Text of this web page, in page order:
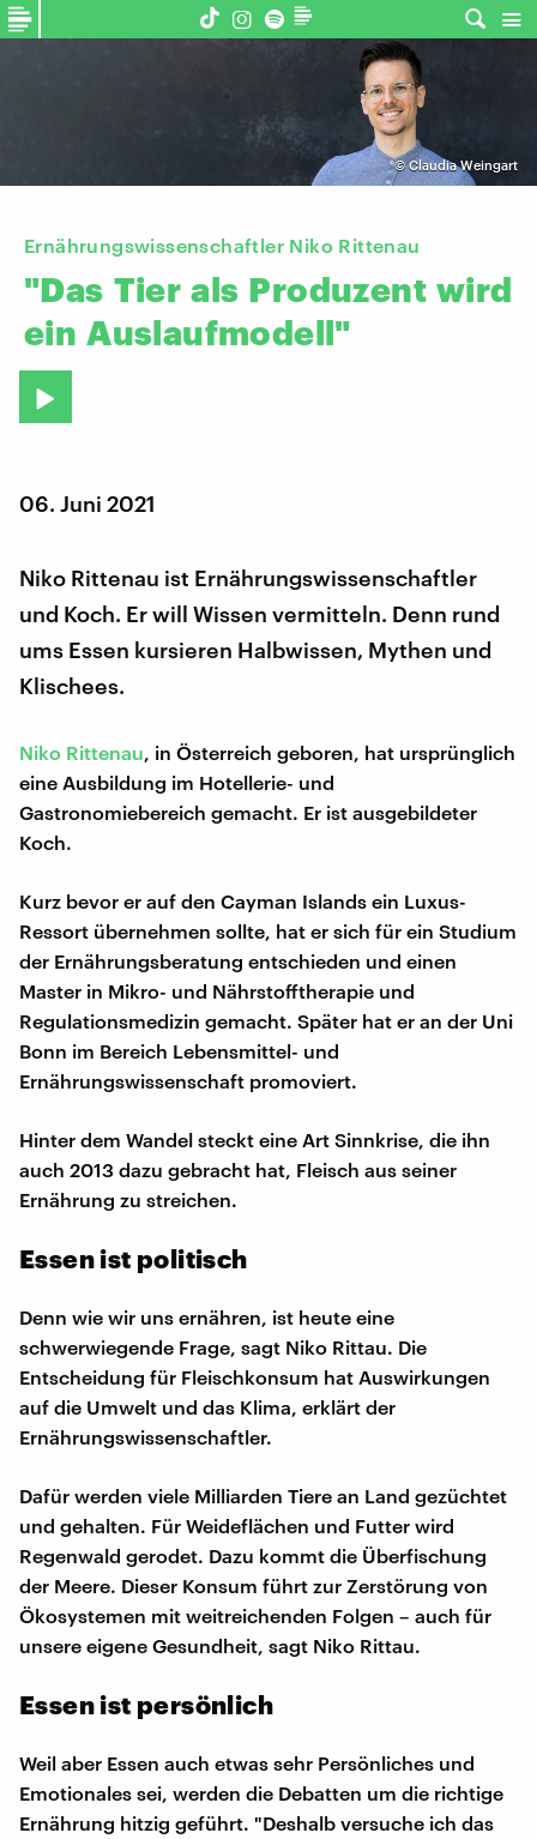
©Claudia Weingart
Ernährungswissenschaftler Niko Rittenau
"Das Tier als Produzent wird
ein Auslaufmodell"
06. Juni 2021
Niko Rittenau ist Ernährungswissenschaftler
und Koch. Er will Wissen vermitteln. Denn rund
ums Essen kursieren Halbwissen, Mythen und
Klischees.
Niko Rittenau , in Österreich geboren, hat ursprünglich
eine Ausbildung im Hotellerie- und
Gastronomiebereich gemacht. Er ist ausgebildeter
Koch.
Kurz bevor er auf den Cayman Islands ein Luxus-
Ressort übernehmen sollte, hat er sich für ein Studium
der Ernährungsberatung entschieden und einen
Master in Mikro- und Nährstofftherapie und
Regulationsmedizin gemacht. Später hat er an der Uni
Bonn im Bereich Lebensmittel- und
Ernährungswissenschaft promoviert.
Hinter dem Wandel steckt eine Art Sinnkrise, die ihn
auch 2013 dazu gebracht hat, Fleisch aus seiner
Ernährung zu streichen.
Essen ist politisch
Denn wie wir uns ernähren, ist heute eine
schwerwiegende Frage, sagt Niko Rittau. Die
Entscheidung für Fleischkonsum hat Auswirkungen
auf die Umwelt und das Klima, erklärt der
Ernährungswissenschaftler.
Dafür werden viele Milliarden Tiere an Land gezüchtet
und gehalten. Für Weideflächen und Futter wird
Regenwald gerodet. Dazu kommt die Überfischung
der Meere. Dieser Konsum führt zur Zerstörung von
Ökosystemen mit weitreichenden Folgen – auch für
unsere eigene Gesundheit, sagt Niko Rittau.
Essen ist persönlich
Weil aber Essen auch etwas sehr Persönliches und
Emotionales sei, werden die Debatten um die richtige
Ernährung hitzig geführt. "Deshalb versuche ich das